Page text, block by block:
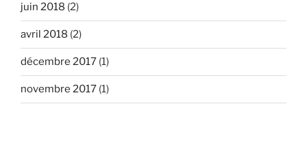
juin 2018 (2)
avril 2018 (2)
décembre 2017 (1)
novembre 2017 (1)